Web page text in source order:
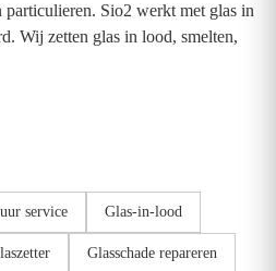
Sio2 werkt met glas in
Wij zetten glas in lood, smelten,
service Glas-in-lood
Glasschade repareren